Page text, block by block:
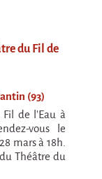
Mazurie et
du Fil de
(93)
de l'Eau à
vous le
mars à 18h.
Théâtre du